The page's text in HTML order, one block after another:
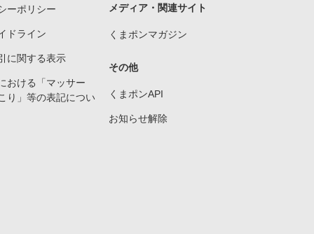
ーポリシー
ドライン
に関する表示
おける「マッサー
り」等の表記につい
メディア・関連サイト
くまポンマガジン
その他
くまポンAPI
お知らせ解除